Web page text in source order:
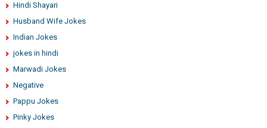
Hindi Shayari
Husband Wife Jokes
Indian Jokes
jokes in hindi
Marwadi Jokes
Negative
Pappu Jokes
Pinky Jokes